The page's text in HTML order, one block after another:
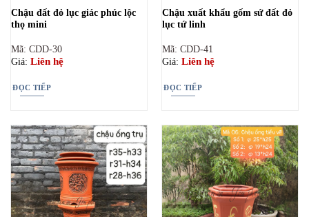
Chậu đất đỏ lục giác phúc lộc
thọ mini
Mã: CDD-30
Giá: Liên hệ
ĐỌC TIẾP
Chậu xuất khẩu gốm sứ đất đỏ
lục tứ linh
Mã: CDD-41
Giá: Liên hệ
ĐỌC TIẾP